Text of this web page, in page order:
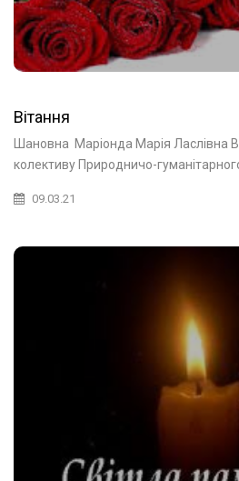
Вітання
Шановна Маріонда Марія Ласлівна
колективу Природничо-
09.03.21